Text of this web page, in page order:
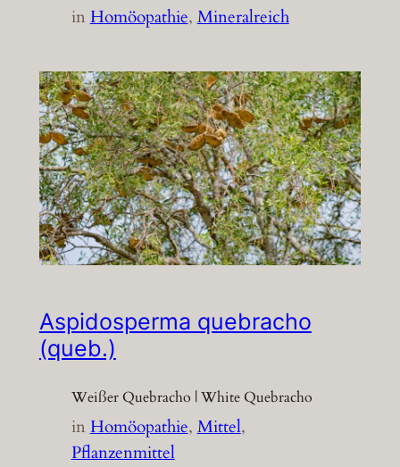
inHomöopathie, Mineralreich
Aspidosperma quebracho
(queb.)
Weißer Quebracho | White Quebracho
inHomöopathie, Mittel
Pflanzenmittel